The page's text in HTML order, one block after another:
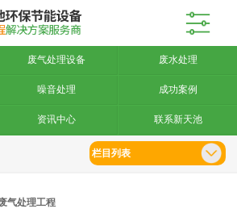
废气处理设备 废水处理
噪音处理 成功案例
资讯中心 联系新天池
栏目列表
气处理工程